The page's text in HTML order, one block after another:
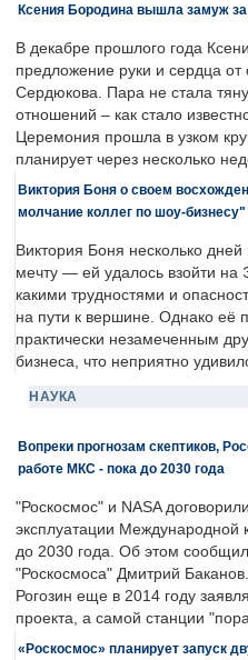
Ксения Бородина вышла замуж
В декабре прошлого года
предложение руки и сердца от
Сердюкова. Пара не стала
отношений – как стало
Церемония прошла в узком
планирует через несколько
Виктория Боня о своем
молчание коллег по шоу-бизнесу"
Виктория Боня несколько
мечту — ей удалось взойти на
какими трудностями и
на пути к вершине. Однако её
практически незамеченным
бизнеса, что неприятно
НАУКА
Вопреки прогнозам скептиков,
работе МКС - пока до 2030 года
"Роскосмос" и NASA
эксплуатации Международной
до 2030 года. Об этом
"Роскосмоса" Дмитрий
Рогозин еще в 2014 году
проекта, а самой станции
«Роскосмос» планирует запуск